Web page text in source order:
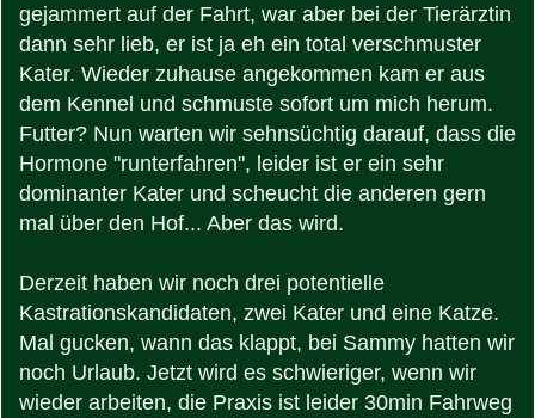
gejammert auf der Fahrt, war aber bei der Tierärztin
dann sehr lieb, er ist ja eh ein total verschmuster
Kater. Wieder zuhause angekommen kam er aus
dem Kennel und schmuste sofort um mich herum.
Futter? Nun warten wir sehnsüchtig darauf, dass die
Hormone "runterfahren", leider ist er ein sehr
dominanter Kater und scheucht die anderen gern
mal über den Hof... Aber das wird.
Derzeit haben wir noch drei potentielle
Kastrationskandidaten, zwei Kater und eine Katze.
Mal gucken, wann das klappt, bei Sammy hatten wir
noch Urlaub. Jetzt wird es schwieriger, wenn wir
wieder arbeiten, die Praxis ist leider 30min Fahrweg